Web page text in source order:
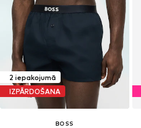
2 iepakojumā
IZPĀRDOŠANA
BOSS